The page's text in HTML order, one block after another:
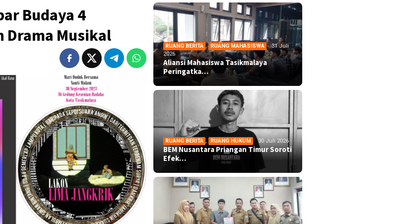
Budaya 4
Drama Musikal
RUANG BERITA , RUANG MAHASISWA
31 Juli
2026
Aliansi Mahasiswa Tasikmalaya
Peringatka…
RUANG BERITA , RUANG HUKUM 30 Juli 2026
BEM Nusantara Priangan Timur Soroti
Efek…